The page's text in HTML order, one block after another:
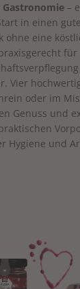
–
in einen
ohne eine
für
Vier
oder im
Genuss und
Hygiene und